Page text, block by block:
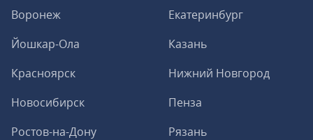
Воронеж
Екатеринбург
Йошкар-Ола
Казань
Красноярск
Нижний Новгород
Новосибирск
Пенза
Ростов-на-Дону
Рязань